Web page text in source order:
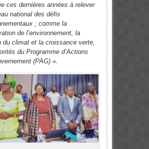
ces dernières années à relever
national des défis
; comme la
de l’environnement, la
du climat et la croissance verte,
du Programme d’Actions
(PAG) ».